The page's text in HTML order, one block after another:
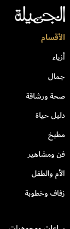
الأقسام
أزياء
جمال
صحة ورشاقة
دليل حياة
مطبخ
فن ومشاهير
الأم والطفل
زفاف وخطوبة